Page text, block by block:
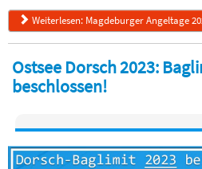
Weiterlesen: Magdeburger Angeltage
Ostsee Dorsch 2023:
beschlossen!